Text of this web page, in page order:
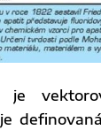
je